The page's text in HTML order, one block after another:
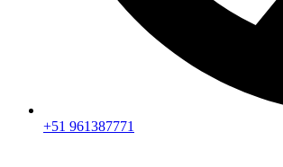
+51 961387771